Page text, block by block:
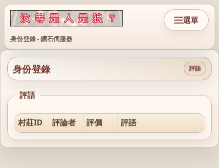
身份登錄 - 鑽石伺服器
選單
身份登錄 評語
評語
村莊ID 評論者 評價 評語